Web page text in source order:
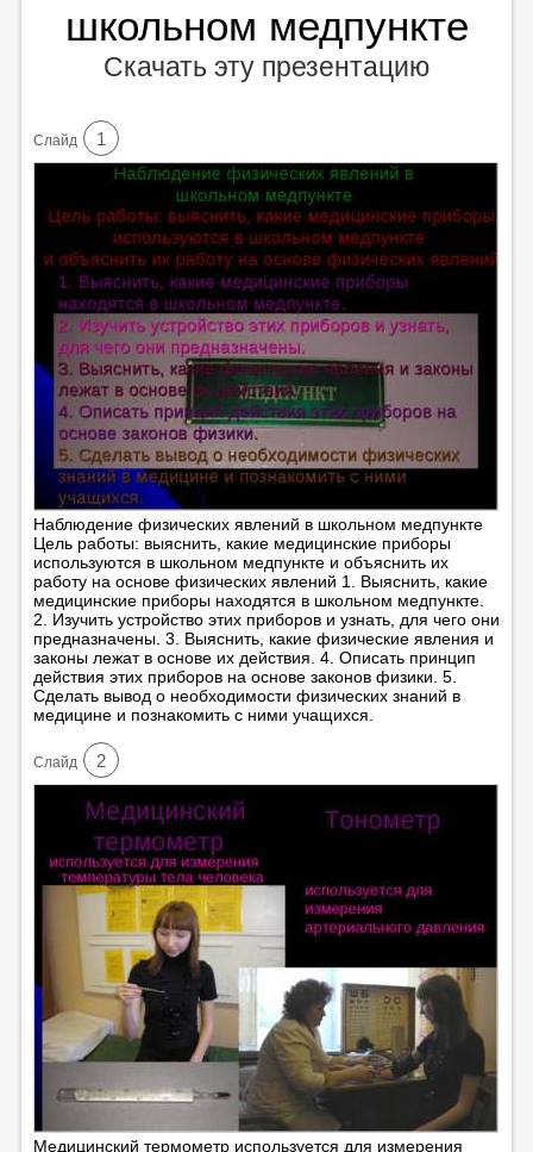
школьном медпункте
Скачать эту презентацию
Cлайд 1
Наблюдение физических явлений в школьном медпункте
Цель работы: выяснить, какие медицинские приборы
используются в школьном медпункте и объяснить их
работу на основе физических явлений 1. Выяснить, какие
медицинские приборы находятся в школьном медпункте.
2. Изучить устройство этих приборов и узнать, для чего они
предназначены. 3. Выяснить, какие физические явления и
законы лежат в основе их действия. 4. Описать принцип
действия этих приборов на основе законов физики. 5.
Сделать вывод о необходимости физических знаний в
медицине и познакомить с ними учащихся.
Cлайд 2
Медицинский термометр используется для измерения